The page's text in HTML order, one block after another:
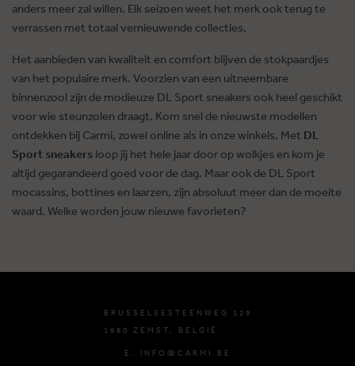
anders meer zal willen. Elk seizoen weet het merk ook terug te
verrassen met totaal vernieuwende collecties.
Het aanbieden van kwaliteit en comfort blijven de stokpaardjes
van het populaire merk. Voorzien van een uitneembare
binnenzool zijn de modieuze DL Sport sneakers ook heel geschikt
voor wie steunzolen draagt. Kom snel de nieuwste modellen
ontdekken bij Carmi, zowel online als in onze winkels. Met DL
Sport sneakers loop jij het hele jaar door op wolkjes en kom je
altijd gegarandeerd goed voor de dag. Maar ook de DL Sport
mocassins, bottines en laarzen, zijn absoluut meer dan de moeite
waard. Welke worden jouw nieuwe favorieten?
BRUSSELSESTEENWEG 129
1980 ZEMST, BELGIË
E. INFO@CARMI.BE